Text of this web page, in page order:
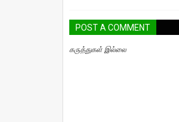
POST A COMMENT
கருத்துகள் இல்லை